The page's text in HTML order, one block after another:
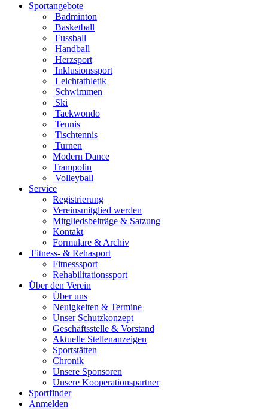
Sportangebote
Badminton
Basketball
Fussball
Handball
Herzsport
Inklusionssport
Leichtathletik
Schwimmen
Ski
Taekwondo
Tennis
Tischtennis
Turnen
Modern Dance
Trampolin
Volleyball
Service
Registrierung
Vereinsmitglied werden
Mitgliedsbeiträge & Satzung
Kontakt
Formulare & Archiv
Fitness- & Rehasport
Fitnesssport
Rehabilitationssport
Über den Verein
Über uns
Neuigkeiten & Termine
Unser Schutzkonzept
Geschäftsstelle & Vorstand
Aktuelle Stellenanzeigen
Sportstätten
Chronik
Unsere Sponsoren
Unsere Kooperationspartner
Sportfinder
Anmelden